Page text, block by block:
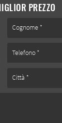
PREZZO